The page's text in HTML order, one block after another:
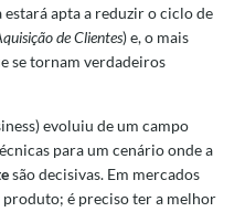
apta a reduzir o ciclo de
de Clientes) e, o mais
se tornam verdadeiros
evoluiu de um campo
para um cenário onde a
são decisivas. Em mercados
é preciso ter a melhor